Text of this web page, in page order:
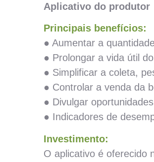
Aplicativo do produtor
Principais benefícios:
● Aumentar a
● Prolongar a vida útil
● Simplificar a coleta,
● Controlar a venda da
● Divulgar
● Indicadores de
Investimento:
O aplicativo é oferecido